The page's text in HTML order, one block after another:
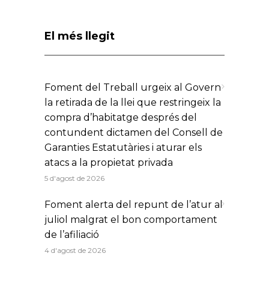
El més llegit
Foment del Treball urgeix al Govern
la retirada de la llei que restringeix la
compra d’habitatge després del
contundent dictamen del Consell de
Garanties Estatutàries i aturar els
atacs a la propietat privada
5 d'agost de 2026
Foment alerta del repunt de l’atur al
juliol malgrat el bon comportament
de l’afiliació
4 d'agost de 2026